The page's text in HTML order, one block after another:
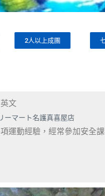
2人以上成團
文
ーマート名護真喜屋店
運動經驗，經常參加安全